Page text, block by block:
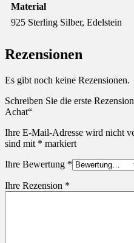
Material
925 Sterling Silber, Edelstein
Rezensionen
Es gibt noch keine Rezensionen.
Schreiben Sie die erste
Achat“
Ihre E-Mail-Adresse wird nicht
sind mit * markiert
Ihre Bewertung *
Ihre Rezension *